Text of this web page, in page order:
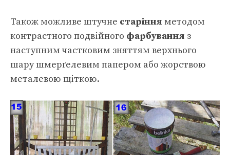
Також можливе штучне старіння методом
контрастного подвійного фарбування з
наступним частковим зняттям верхнього
шару шмерґелевим папером або жорствою
металевою щіткою.